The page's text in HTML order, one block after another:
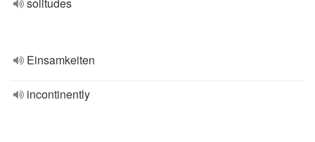
Einsamkeiten
incontinently